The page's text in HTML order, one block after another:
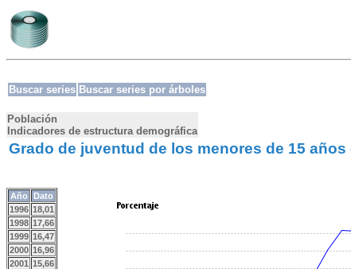
Buscar series Buscar series por árboles
Población
Indicadores de estructura demográfica
Grado de juventud de los menores de 15
Año
Dato
1996 18,01
1998 17,66
1999 16,47
2000 16,96
2001 15,66